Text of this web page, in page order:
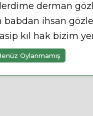
derman
babdan ihsan
kıl hak bizim
Oylanmamış